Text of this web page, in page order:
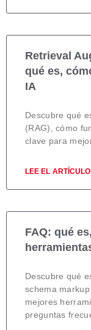
Retrieval
qué es,
IA
Descubre qué
(RAG), cómo
clave para
LEE EL ARTÍCULO
FAQ: qué
Descubre qué
schema
mejores
preguntas